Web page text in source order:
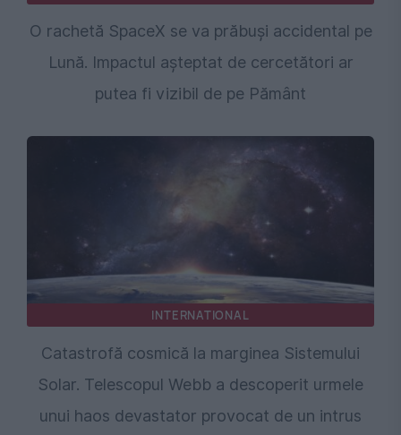
O rachetă SpaceX se va prăbuși accidental pe
Lună. Impactul așteptat de cercetători ar
putea fi vizibil de pe Pământ
INTERNATIONAL
Catastrofă cosmică la marginea Sistemului
Solar. Telescopul Webb a descoperit urmele
unui haos devastator provocat de un intrus